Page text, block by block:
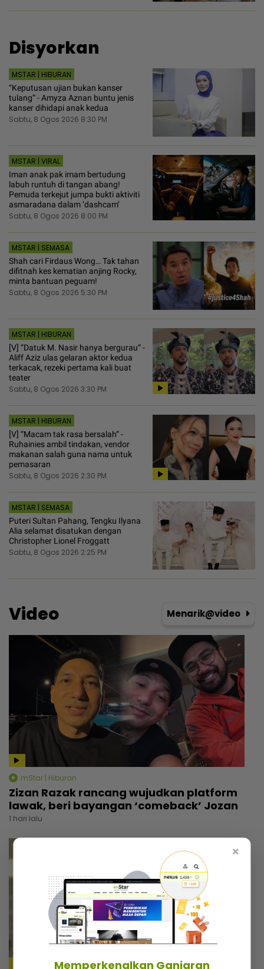
Disyorkan
MSTAR | HIBURAN
“Keputusan ujian bukan kanser
tulang“ - Amyza Aznan buntu jenis
kanser dihidapi anak kedua
Sabtu, 8 Ogos 2026 8:30 PM
MSTAR | VIRAL
Iman anak pak imam bertudung
labuh runtuh di tangan abang!
Pemuda terkejut jumpa bukti aktiviti
asmaradana dalam ‘dashcam’
Sabtu, 8 Ogos 2026 8:00 PM
MSTAR | SEMASA
Shah cari Firdaus Wong… Tak tahan
difitnah kes kematian anjing Rocky,
minta bantuan peguam!
Sabtu, 8 Ogos 2026 5:30 PM
MSTAR | HIBURAN
[V] “Datuk M. Nasir hanya bergurau“ -
Aliff Aziz ulas gelaran aktor kedua
terkacak, rezeki pertama kali buat
teater
Sabtu, 8 Ogos 2026 3:30 PM
MSTAR | HIBURAN
[V] “Macam tak rasa bersalah“ -
Ruhainies ambil tindakan, vendor
makanan salah guna nama untuk
pemasaran
Sabtu, 8 Ogos 2026 2:30 PM
MSTAR | SEMASA
Puteri Sultan Pahang, Tengku Ilyana
Alia selamat disatukan dengan
Christopher Lionel Froggatt
Sabtu, 8 Ogos 2026 2:25 PM
Video Menarik@video
mStar | Hiburan
Zizan Razak rancang wujudkan platform
lawak, beri bayangan ‘comeback’ Jozan
1 hari lalu
×
Memperkenalkan Ganjaran